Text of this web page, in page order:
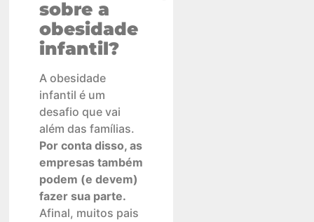
sobre a
obesidade
infantil?
A obesidade
infantil é um
desafio que vai
além das famílias.
Por conta disso, as
empresas também
podem (e devem)
fazer sua parte.
Afinal, muitos pais